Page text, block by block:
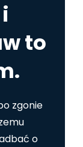
to
zgonie
o